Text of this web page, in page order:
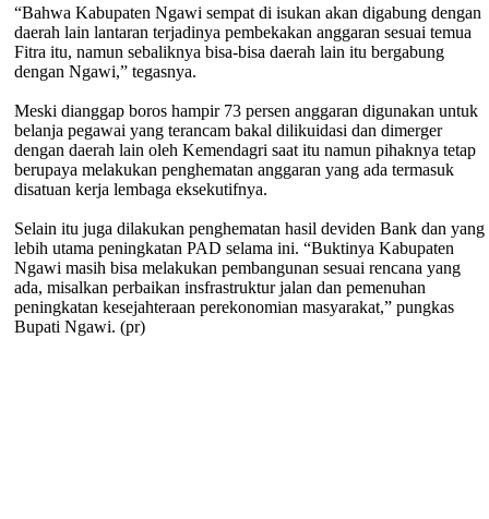
“Bahwa Kabupaten Ngawi sempat di isukan akan digabung dengan
daerah lain lantaran terjadinya pembekakan anggaran sesuai temua
Fitra itu, namun sebaliknya bisa-bisa daerah lain itu bergabung
dengan Ngawi,” tegasnya.
Meski dianggap boros hampir 73 persen anggaran digunakan untuk
belanja pegawai yang terancam bakal dilikuidasi dan dimerger
dengan daerah lain oleh Kemendagri saat itu namun pihaknya tetap
berupaya melakukan penghematan anggaran yang ada termasuk
disatuan kerja lembaga eksekutifnya.
Selain itu juga dilakukan penghematan hasil deviden Bank dan yang
lebih utama peningkatan PAD selama ini. “Buktinya Kabupaten
Ngawi masih bisa melakukan pembangunan sesuai rencana yang
ada, misalkan perbaikan insfrastruktur jalan dan pemenuhan
peningkatan kesejahteraan perekonomian masyarakat,” pungkas
Bupati Ngawi. (pr)